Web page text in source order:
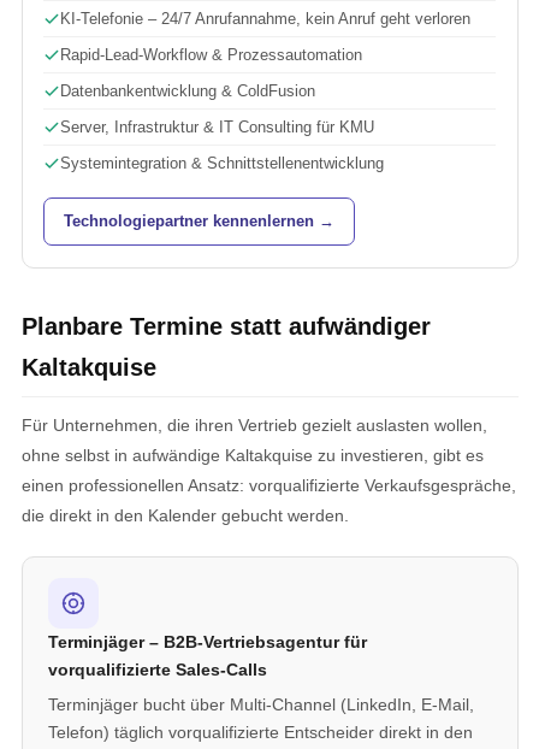
KI-Telefonie – 24/7 Anrufannahme, kein Anruf geht verloren
Rapid-Lead-Workflow & Prozessautomation
Datenbankentwicklung & ColdFusion
Server, Infrastruktur & IT Consulting für KMU
Systemintegration & Schnittstellenentwicklung
Technologiepartner kennenlernen →
Planbare Termine statt aufwändiger
Kaltakquise
Für Unternehmen, die ihren Vertrieb gezielt auslasten wollen,
ohne selbst in aufwändige Kaltakquise zu investieren, gibt es
einen professionellen Ansatz: vorqualifizierte Verkaufsgespräche,
die direkt in den Kalender gebucht werden.
Terminjäger – B2B-Vertriebsagentur für
vorqualifizierte Sales-Calls
Terminjäger bucht über Multi-Channel (LinkedIn, E-Mail,
Telefon) täglich vorqualifizierte Entscheider direkt in den